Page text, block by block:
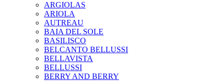
ARGIOLAS
ARIOLA
AUTREAU
BAIA DEL SOLE
BASILISCO
BELCANTO BELLUSSI
BELLAVISTA
BELLUSSI
BERRY AND BERRY